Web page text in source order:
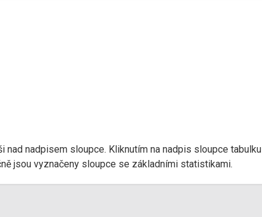
nadpisem sloupce. Kliknutím na nadpis sloupce tabulku
jsou vyznačeny sloupce se základními statistikami.